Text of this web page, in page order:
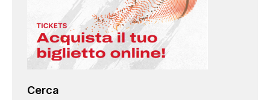
Cerca